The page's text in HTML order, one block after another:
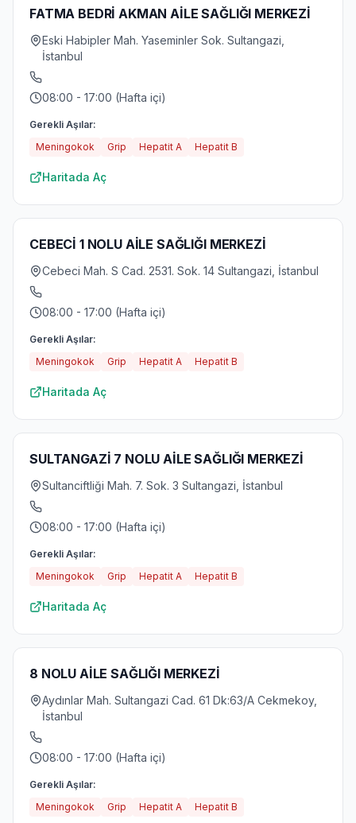
FATMA BEDRİ AKMAN AİLE SAĞLIĞI MERKEZİ
Eski Habipler Mah. Yaseminler Sok. Sultangazi,
İstanbul
08:00 - 17:00 (Hafta içi)
Gerekli Aşılar:
Meningokok
Grip Hepatit A Hepatit B
Haritada Aç
CEBECİ 1 NOLU AİLE SAĞLIĞI MERKEZİ
Cebeci Mah. S Cad. 2531. Sok. 14 Sultangazi, İstanbul
08:00 - 17:00 (Hafta içi)
Gerekli Aşılar:
Meningokok
Grip Hepatit A Hepatit B
Haritada Aç
SULTANGAZİ 7 NOLU AİLE SAĞLIĞI MERKEZİ
Sultanciftliği Mah. 7. Sok. 3 Sultangazi, İstanbul
08:00 - 17:00 (Hafta içi)
Gerekli Aşılar:
Meningokok
Grip Hepatit A Hepatit B
Haritada Aç
8 NOLU AİLE SAĞLIĞI MERKEZİ
Aydınlar Mah. Sultangazi Cad. 61 Dk:63/A Cekmekoy,
İstanbul
08:00 - 17:00 (Hafta içi)
Gerekli Aşılar:
Meningokok
Grip Hepatit A Hepatit B